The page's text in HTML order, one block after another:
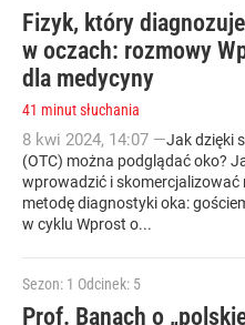
Fizyk, który
w oczach: rozmowy
dla medycyny
41 minut słuchania
8 kwi 2024, 14:07 —Jak dzięki
(OTC) można podglądać oko?
wprowadzić i skomercjalizować
metodę diagnostyki oka:
w cyklu Wprost o...
Sezon: 1 Odcinek: 5
Prof. Banach o